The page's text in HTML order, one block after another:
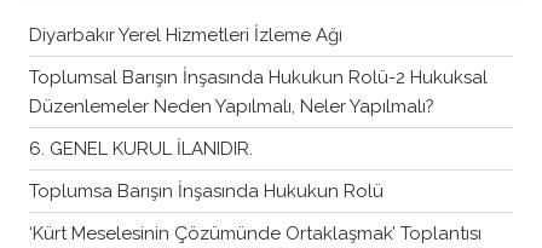
Diyarbakır Yerel Hizmetleri İzleme Ağı
Toplumsal Barışın İnşasında Hukukun Rolü-2 Hukuksal
Düzenlemeler Neden Yapılmalı, Neler Yapılmalı?
6. GENEL KURUL İLANIDIR.
Toplumsa Barışın İnşasında Hukukun Rolü
‘Kürt Meselesinin Çözümünde Ortaklaşmak’ Toplantısı